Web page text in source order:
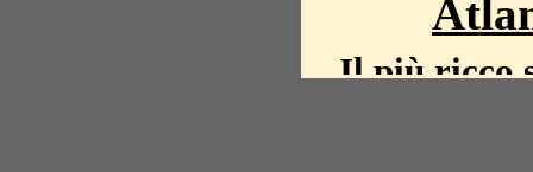
Il più ricco